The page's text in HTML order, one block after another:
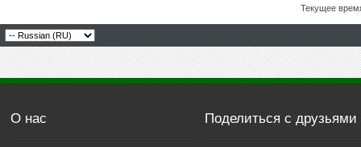
Текущее
О нас Поделиться с друзьями